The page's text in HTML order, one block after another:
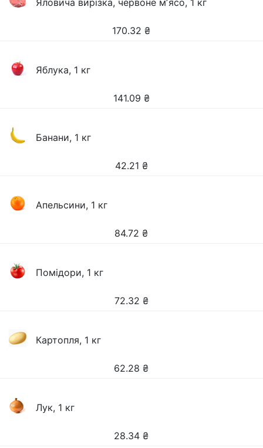
Яловича вирізка, червоне мʼясо, 1 кг
170.32 ₴
Яблука, 1 кг
141.09 ₴
Банани, 1 кг
42.21 ₴
Апельсини, 1 кг
84.72 ₴
Помідори, 1 кг
72.32 ₴
Картопля, 1 кг
62.28 ₴
Лук, 1 кг
28.34 ₴